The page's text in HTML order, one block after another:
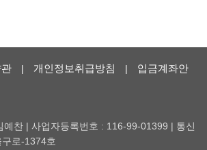
| 개인정보취급방침 |
입금계좌안
예찬 | 사업자등록번호 : 116-99-01399 | 통신
로-1374호